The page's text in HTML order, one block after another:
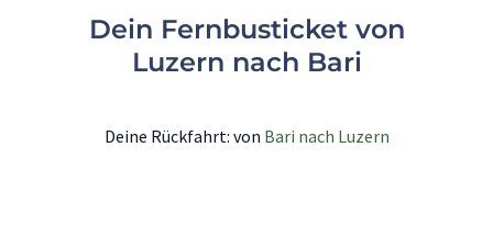
Dein Fernbusticket von
Luzern nach Bari
Deine Rückfahrt: von Bari nach Luzern